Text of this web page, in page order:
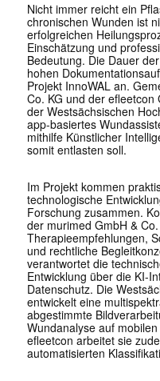
Nicht immer reicht ein
chronischen Wunden ist
erfolgreichen
Einschätzung und
Bedeutung. Die Dauer
hohen
Projekt InnoWAL an.
Co. KG und der efleetcon
der Westsächsischen
app-basiertes
mithilfe Künstlicher
somit entlasten soll.
Im Projekt kommen
technologische
Forschung zusammen.
der murimed GmbH &
Therapieempfehlungen,
und rechtliche
verantwortet die
Entwicklung über die KI-
Datenschutz. Die
entwickelt eine
abgestimmte
Wundanalyse auf
efleetcon arbeitet sie
automatisierten